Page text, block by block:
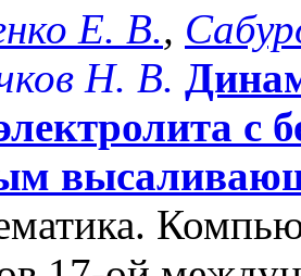
Е. В.,
Н. В.
с